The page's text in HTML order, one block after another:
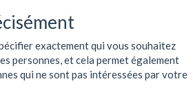
exactement qui vous souhaitez
personnes, et cela permet également
qui ne sont pas intéressées par votre